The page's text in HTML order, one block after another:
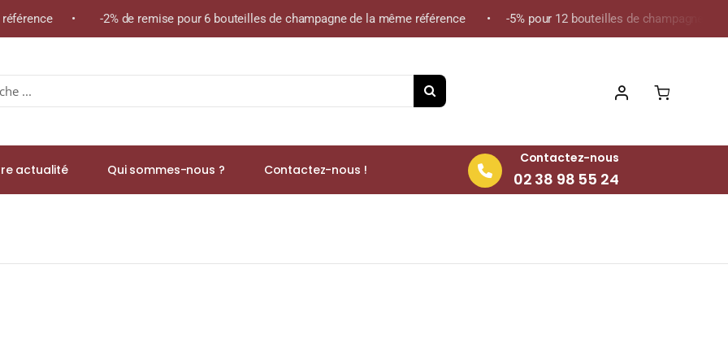
• -2% de remise pour 6 bouteilles de champagne de la même référence • -5% pour 12 bouteilles de champagne de la
actualité Qui sommes-nous ? Contactez-nous !
Contactez-nous
02 38 98 55 24